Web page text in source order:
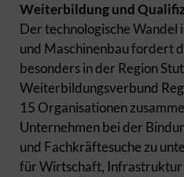
Weiterbildung und
Der technologische
und Maschinenbau fordert
besonders in der Region
Weiterbildungsverbund
15 Organisationen
Unternehmen bei der
und Fachkräftesuche zu
für Wirtschaft, Infrastruktur